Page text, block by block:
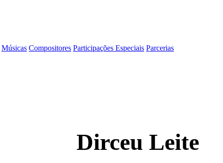
Músicas Compositores Participações Especiais Parcerias
Dirceu Leite